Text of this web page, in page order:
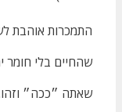
התמכרות אוהבת
שהחיים בלי חומר
שאתה ״ככה״